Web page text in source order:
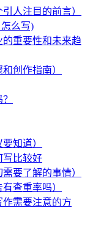
人注目的前言）
么写)
重要性和未来趋
创作指南）
知道）
写比较好
要了解的事情）
查重率吗）
需要注意的方